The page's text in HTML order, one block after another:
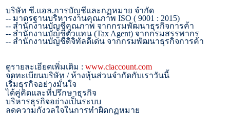
บริษัท ซี.แอล.การบัญชีและกฏหมาย จำกัด
-- มาตรฐานบริหารงานคุณภาพ ISO ( 9001 : 2015)
-- สำนักงานบัญชีคุณภาพ จากกรมพัฒนาธุรกิจการค้า
-- สำนักงานบัญชีตัวแทน (Tax Agent) จากกรมสรรพากร
-- สำนักงานบัญชีดิจิทัลดีเด่น จากกรมพัฒนาธุรกิจการค้า
ดูรายละเอียดเพิ่มเติม : www.claccount.com
จดทะเบียนบริษัท / ห้างหุ้นส่วนจำกัดกับเราวันนี้
เริ่มธุรกิจอย่างมั่นใจ
ได้คู่คิดและที่ปรึกษาธุรกิจ
บริหารธุรกิจอย่างเป็นระบบ
ลดความกังวลใจในการทำผิดกฏหมาย